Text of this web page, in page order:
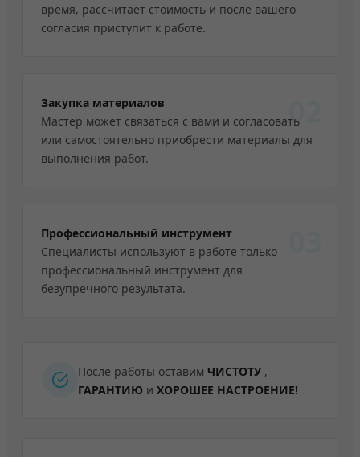
время, рассчитает стоимость и после вашего
согласия приступит к работе.
02
Закупка материалов
Мастер может связаться с вами и согласовать
или самостоятельно приобрести материалы для
выполнения работ.
Профессиональный инструмент
Специалисты используют в работе только
профессиональный инструмент для
безупречного результата.
После работы оставим ЧИСТОТУ ,
ГАРАНТИЮ и ХОРОШЕЕ НАСТРОЕНИЕ!